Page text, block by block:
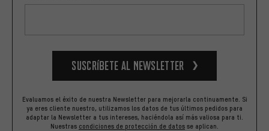
Suscríbete al newsletter
Evaluamos el éxito de nuestra Newsletter para mejorarla continuamente. Si
ya eres cliente nuestro, utilizamos los datos de tus últimos pedidos para
adaptar la Newsletter a tus intereses, haciéndola así más valiosa para ti.
Nuestras condiciones de protección de datos se aplican.